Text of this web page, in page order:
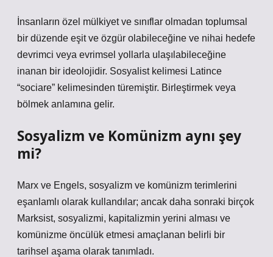
İnsanların özel mülkiyet ve sınıflar olmadan toplumsal
bir düzende eşit ve özgür olabileceğine ve nihai hedefe
devrimci veya evrimsel yollarla ulaşılabileceğine
inanan bir ideolojidir. Sosyalist kelimesi Latince
“sociare” kelimesinden türemiştir. Birleştirmek veya
bölmek anlamına gelir.
Sosyalizm ve Komünizm aynı şey
mi?
Marx ve Engels, sosyalizm ve komünizm terimlerini
eşanlamlı olarak kullandılar; ancak daha sonraki birçok
Marksist, sosyalizmi, kapitalizmin yerini alması ve
komünizme öncülük etmesi amaçlanan belirli bir
tarihsel aşama olarak tanımladı.